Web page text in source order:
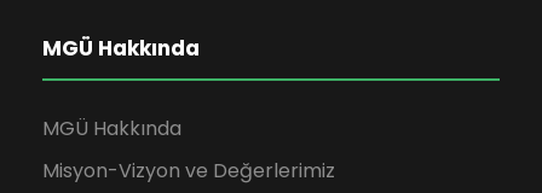
MGÜ Hakkında
MGÜ Hakkında
Misyon-Vizyon ve Değerlerimiz